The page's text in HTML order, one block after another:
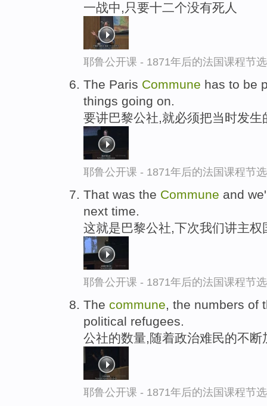
一战中,只要十二个没有死人
耶鲁公开课 - 1871年后的法国课程节选
The Paris Commune has to be
things going on.
要讲巴黎公社,就必须把当时发生
耶鲁公开课 - 1871年后的法国课程节选
That was the Commune and
next time.
这就是巴黎公社,下次我们讲主权
耶鲁公开课 - 1871年后的法国课程节选
The commune , the numbers of
political refugees.
公社的数量,随着政治难民的不断
耶鲁公开课 - 1871年后的法国课程节选